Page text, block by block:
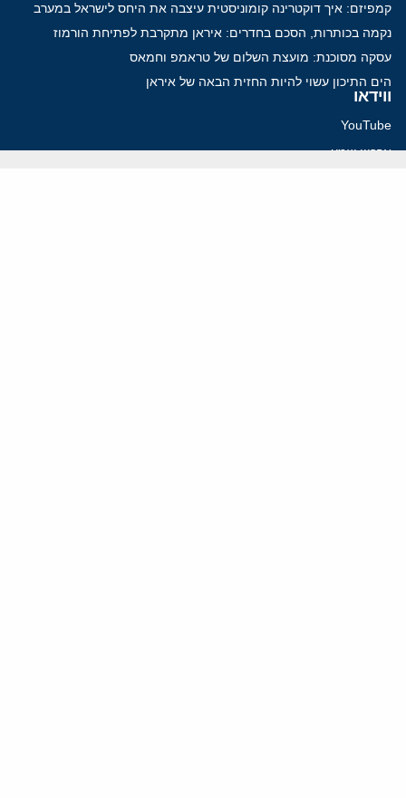
קמפיזם: איך דוקטרינה קומוניסטית עיצבה את היחס לישראל במערב
נקמה בכותרות, הסכם בחדרים: איראן מתקרבת לפתיחת הורמוז
עסקה מסוכנת: מועצת השלום של טראמפ וחמאס
הים התיכון עשוי להיות החזית הבאה של איראן
ווידאו
YouTube
ארכיון שמע